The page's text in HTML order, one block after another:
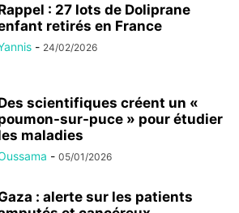
: 27 lots de Doliprane
retirés en France
- 24/02/2026
scientifiques créent un «
sur-puce » pour étudier
maladies
- 05/01/2026
: alerte sur les patients